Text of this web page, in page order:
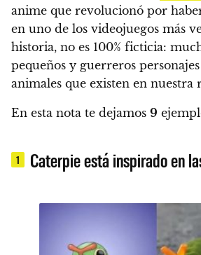
anime que revolucionó por
en uno de los videojuegos más
historia, no es 100% ficticia:
pequeños y guerreros personajes
animales que existen en nuestra
En esta nota te dejamos 9
1 Caterpie está inspirado en